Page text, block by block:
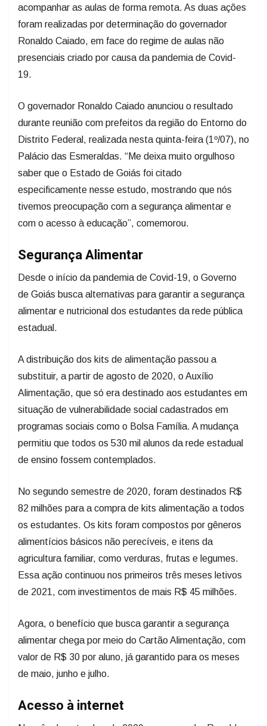
acompanhar as aulas de forma remota. As duas ações
foram realizadas por determinação do governador
Ronaldo Caiado, em face do regime de aulas não
presenciais criado por causa da pandemia de Covid-
19.
O governador Ronaldo Caiado anunciou o resultado
durante reunião com prefeitos da região do Entorno do
Distrito Federal, realizada nesta quinta-feira (1º/07), no
Palácio das Esmeraldas. “Me deixa muito orgulhoso
saber que o Estado de Goiás foi citado
especificamente nesse estudo, mostrando que nós
tivemos preocupação com a segurança alimentar e
com o acesso à educação”, comemorou.
Segurança Alimentar
Desde o início da pandemia de Covid-19, o Governo
de Goiás busca alternativas para garantir a segurança
alimentar e nutricional dos estudantes da rede pública
estadual.
A distribuição dos kits de alimentação passou a
substituir, a partir de agosto de 2020, o Auxílio
Alimentação, que só era destinado aos estudantes em
situação de vulnerabilidade social cadastrados em
programas sociais como o Bolsa Família. A mudança
permitiu que todos os 530 mil alunos da rede estadual
de ensino fossem contemplados.
No segundo semestre de 2020, foram destinados R$
82 milhões para a compra de kits alimentação a todos
os estudantes. Os kits foram compostos por gêneros
alimentícios básicos não perecíveis, e itens da
agricultura familiar, como verduras, frutas e legumes.
Essa ação continuou nos primeiros três meses letivos
de 2021, com investimentos de mais R$ 45 milhões.
Agora, o benefício que busca garantir a segurança
alimentar chega por meio do Cartão Alimentação, com
valor de R$ 30 por aluno, já garantido para os meses
de maio, junho e julho.
Acesso à internet